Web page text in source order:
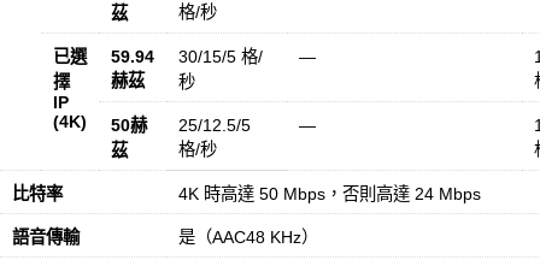
茲
格/秒
已選
擇
IP
(4K)
59.94
赫茲
30/15/5 格/
秒
—
50赫
茲
25/12.5/5
格/秒
—
比特率 4K 時高達 50 Mbps，否則高達 24 Mbps
語音傳輸 是（AAC48 KHz）